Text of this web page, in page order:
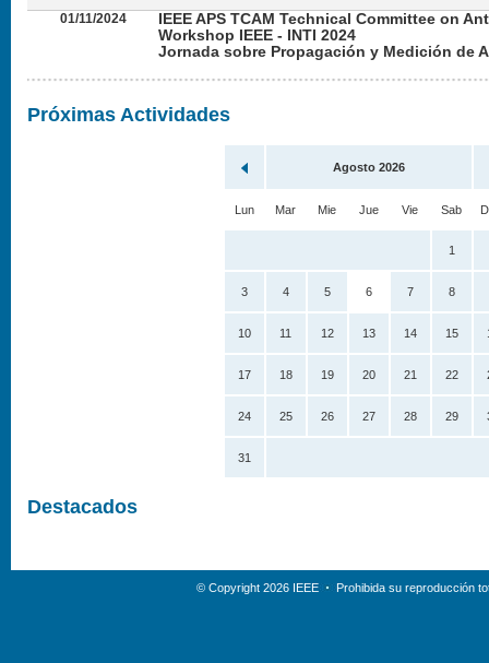
01/11/2024
IEEE APS TCAM Technical Committee on
Workshop IEEE - INTI 2024
Jornada sobre Propagación y Medición de
Próximas Actividades
Agosto 2026
Lun Mar Mie Jue Vie Sab
1
3 4 5 6 7 8
10 11 12 13 14 15
17 18 19 20 21 22
24 25 26 27 28 29
31
Destacados
© Copyright 2026 IEEE Prohibida su reproducción